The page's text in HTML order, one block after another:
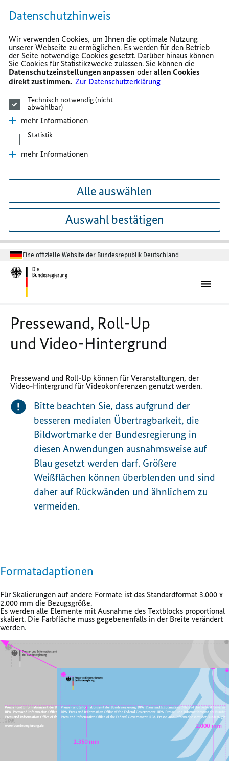
Datenschutzhinweis
Wir verwenden Cookies, um Ihnen die optimale Nutzung
unserer Webseite zu ermöglichen. Es werden für den Betrieb
der Seite notwendige Cookies gesetzt. Darüber hinaus können
Sie Cookies für Statistikzwecke zulassen. Sie können die
Datenschutzeinstellungen anpassen oderallen Cookies
direkt zustimmen.Zur Datenschutzerklärung
Technisch notwendig (nicht
abwählbar)
mehr Informationen
Statistik
mehr Informationen
Alle auswählen
Auswahl bestätigen
Eine offizielle Website der Bundesrepublik Deutschland
Pressewand, Roll-Up
und Video-Hintergrund
Pressewand und Roll-Up können für Veranstaltungen, der
Video-Hintergrund für Videokonferenzen genutzt werden.
Bitte beachten Sie, dass aufgrund der
besseren medialen Übertragbarkeit, die
Bildwortmarke der Bundesregierung in
diesen Anwendungen ausnahmsweise auf
Blau gesetzt werden darf. Größere
Weißflächen können überblenden und sind
daher auf Rückwänden und ähnlichem zu
vermeiden.
Formatadaptionen
Für Skalierungen auf andere Formate ist das Standardformat 3.000 x
2.000 mm die Bezugsgröße.
Es werden alle Elemente mit Ausnahme des Textblocks proportional
skaliert. Die Farbfläche muss gegebenenfalls in der Breite verändert
werden.